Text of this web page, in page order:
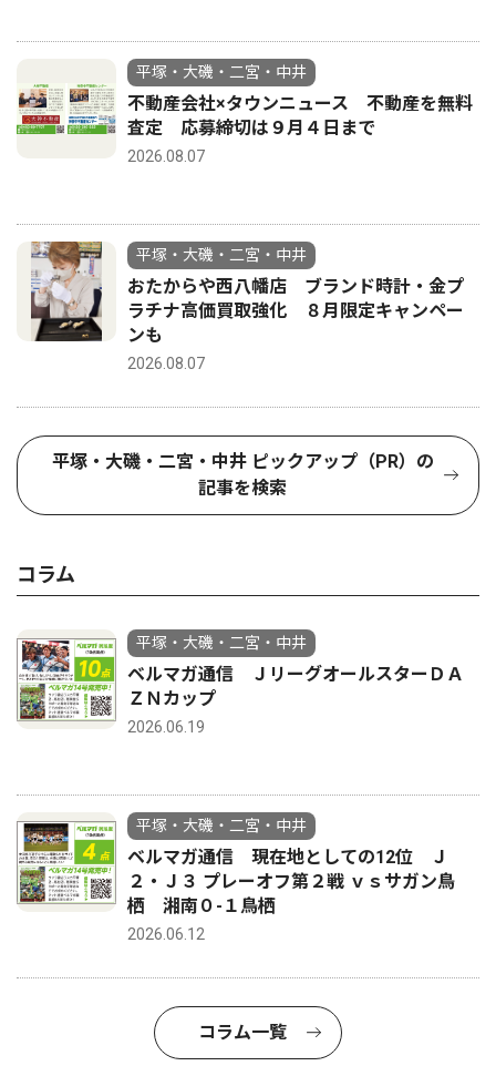
平塚・大磯・二宮・中井
不動産会社×タウンニュース 不動産を無料
査定 応募締切は９月４日まで
2026.08.07
平塚・大磯・二宮・中井
おたからや西八幡店 ブランド時計・金プ
ラチナ高価買取強化 ８月限定キャンペー
ンも
2026.08.07
平塚・大磯・二宮・中井 ピックアップ（PR）の
記事を検索
コラム
平塚・大磯・二宮・中井
ベルマガ通信 ＪリーグオールスターＤＡ
ＺＮカップ
2026.06.19
平塚・大磯・二宮・中井
ベルマガ通信 現在地としての12位 Ｊ
２・Ｊ３ プレーオフ第２戦 ｖｓサガン鳥
栖 湘南０-１鳥栖
2026.06.12
コラム一覧